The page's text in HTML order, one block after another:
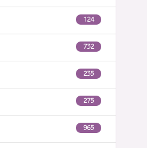
124
732
235
275
965